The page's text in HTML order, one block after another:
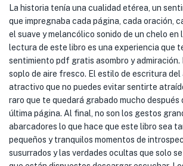
La historia tenía una cualidad etérea, un
que impregnaba cada página, cada oración,
el suave y melancólico sonido de un chelo en
lectura de este libro es una experiencia que
sentimiento pdf gratis asombro y admiración.
soplo de aire fresco. El estilo de escritura del
atractivo que no puedes evitar sentirte
raro que te quedará grabado mucho después
última página. Al final, no son los gestos
abarcadores lo que hace que este libro sea
pequeños y tranquilos momentos de
susurrados y las verdades ocultas que solo